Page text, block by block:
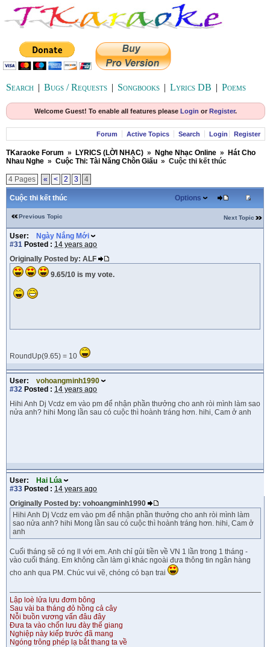
Search | Bugs / Requests | Songbooks | Lyrics DB | Poems
Welcome Guest! To enable all features please Login or Register.
Forum Active Topics Search Login Register
TKaraoke Forum » LYRICS (LỜI NHẠC) » Nghe Nhạc Online »
Hát Cho
Nhau Nghe » Cuộc Thi: Tài Năng Chôn Giấu » Cuộc thi kết thúc
4 Pages « < 2 3 4
Cuộc thi kết thúc Options
Previous Topic Next Topic
User:
Ngày Nắng Mới
#31 Posted : 14 years ago
Originally Posted by: ALF
9.65/10 is my vote.
RoundUp(9.65) = 10
User:
vohoangminh1990
#32 Posted : 14 years ago
Hihi Anh Dj Vcdz em vào pm để nhận phần thưởng cho anh ròi mình làm sao
nửa anh? hihi Mong lần sau có cuộc thì hoành tráng hơn. hihi, Cam ở anh
User:
Hai Lúa
#33 Posted : 14 years ago
Originally Posted by: vohoangminh1990
Hihi Anh Dj Vcdz em vào pm để nhận phần thưởng cho anh ròi mình làm
sao nửa anh? hihi Mong lần sau có cuộc thì hoành tráng hơn. hihi, Cam ở
anh
Cuối tháng sẽ có ng ll với em. Anh chỉ gủi tiền về VN 1 lần trong 1 tháng -
vào cuối tháng. Em không cần làm gì khác ngoài đưa thông tin ngân hàng
cho anh qua PM. Chúc vui vẽ, chóng có bạn trai
Lập loè lửa lựu đơm bông
Sau vài ba tháng đỏ hồng cả cây
Nỗi buồn vương vấn đâu đây
Đưa ta vào chốn lưu đày thế giang
Nghiệp này kiếp trước đã mang
Ngóng trông phép lạ bắt thang ta về